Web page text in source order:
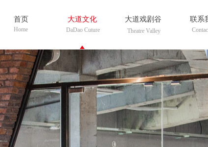
首页 大道文化 大道戏剧谷 联系
DaDao Cuture
Home Theatre Valley